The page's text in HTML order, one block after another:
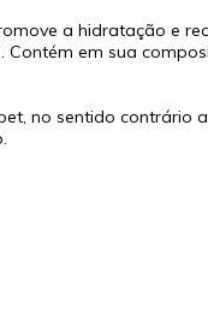
a hidratação e
Contém em sua
no sentido contrário